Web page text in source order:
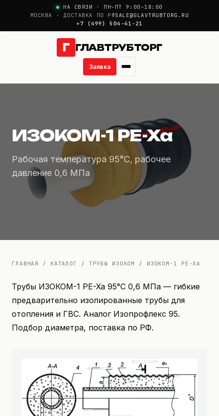
НА СВЯЗИ · ПН–ПТ 9:00–18:00
МОСКВА · ДОСТАВКА ПО РФSALE@GLAVTRUBTORG.RU
+7 (499) 504-41-21
Г ГЛАВТРУБТОРГ
Услуги
Заявка
ИЗОКОМ-1 PE-Xa
Рабочая температура 95°С, рабочее
давление 0,6 МПа
ГЛАВНАЯ / КАТАЛОГ / ТРУБЫ ИЗОКОМ / ИЗОКОМ-1 PE-XA
Трубы ИЗОКОМ-1 PE-Xa 95°C 0,6 МПа — гибкие
предварительно изолированные трубы для
отопления и ГВС. Аналог Изопрофлекс 95.
Подбор диаметра, поставка по РФ.